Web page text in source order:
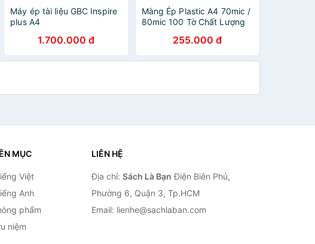
Máy ép tài liệu GBC Inspire
plus A4
1.700.000 đ
Màng Ép Plastic A4 70mic /
80mic 100 Tờ Chất Lượng
Tài Liệu, Ảnh Màu, Giấy Tờ
Khỏi Bụi Bẩn, Ẩm Móc Và
Nước - Dùng Trong Văn
E3819
255.000 đ
MỤC
Việt
Anh
phẩm
niệm
LIÊN HỆ
Địa chỉ: Sách Là Bạn Điện Biên Phủ,
Phường 6, Quận 3, Tp.HCM
Email: lienhe@sachlaban.com